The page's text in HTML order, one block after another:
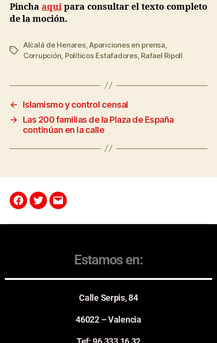
Pincha aquípara consultar el texto completo
de la moción.
Alcalá de Henares,Apariciones en prensa
Corrupción Políticos Estafadores, Rafael Ripoll
←
Islamismo y control censal
→
Las 200 familias de la Plaza de España
continúan en la calle
Estamos en:
Calle Serpis, 84
46022 – Valencia